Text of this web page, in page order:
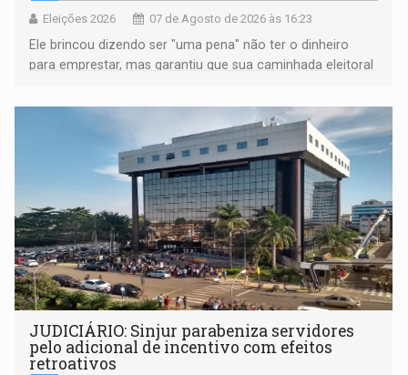
Eleições 2026 07 de Agosto de 2026 às 16:23
Ele brincou dizendo ser "uma pena" não ter o dinheiro
para emprestar, mas garantiu que sua caminhada eleitoral
JUDICIÁRIO: Sinjur parabeniza servidores
pelo adicional de incentivo com efeitos
retroativos